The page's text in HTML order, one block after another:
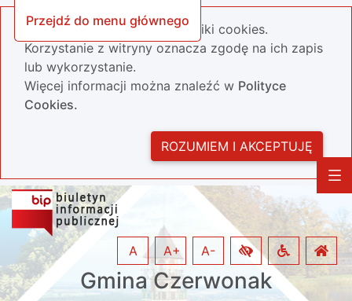
Przejdź do menu głównego
Nasza strona wykorzystuje pliki cookies.
Korzystanie z witryny oznacza zgodę na ich zapis
lub wykorzystanie.
Więcej informacji można znaleźć w Polityce
Cookies.
ROZUMIEM I AKCEPTUJĘ
Gmina Czerwonak
A A+ A-